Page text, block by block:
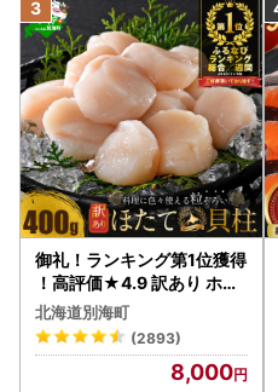
御礼！ランキング第1位獲得
！高評価★4.9 訳あり ホタ
テ 400g（ほたて 帆立 貝柱
冷凍 ）
北海道別海町
(2893)
8,000